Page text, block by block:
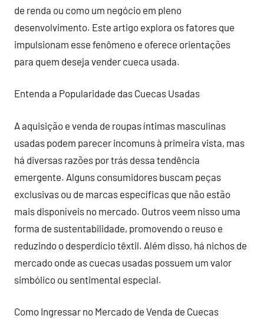
de renda ou como um negócio em pleno
desenvolvimento. Este artigo explora os fatores que
impulsionam esse fenômeno e oferece orientações
para quem deseja vender cueca usada.
Entenda a Popularidade das Cuecas Usadas
A aquisição e venda de roupas íntimas masculinas
usadas podem parecer incomuns à primeira vista, mas
há diversas razões por trás dessa tendência
emergente. Alguns consumidores buscam peças
exclusivas ou de marcas específicas que não estão
mais disponíveis no mercado. Outros veem nisso uma
forma de sustentabilidade, promovendo o reuso e
reduzindo o desperdício têxtil. Além disso, há nichos de
mercado onde as cuecas usadas possuem um valor
simbólico ou sentimental especial.
Como Ingressar no Mercado de Venda de Cuecas